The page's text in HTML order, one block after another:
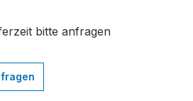
bitte anfragen